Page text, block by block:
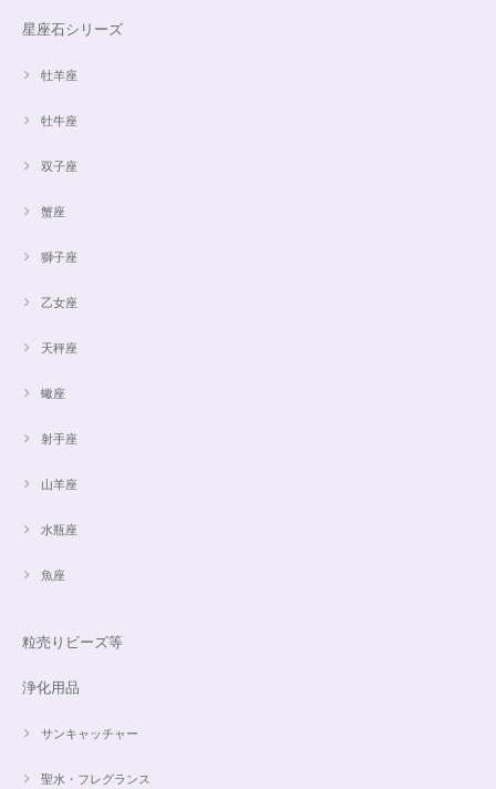
星座石シリーズ
牡羊座
牡牛座
双子座
蟹座
獅子座
乙女座
天秤座
蠍座
射手座
山羊座
水瓶座
魚座
粒売りビーズ等
浄化用品
サンキャッチャー
聖水・フレグランス